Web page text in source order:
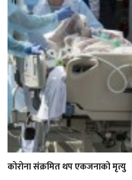
कोरोना संक्रमित थप एकजनाको मृत्यु